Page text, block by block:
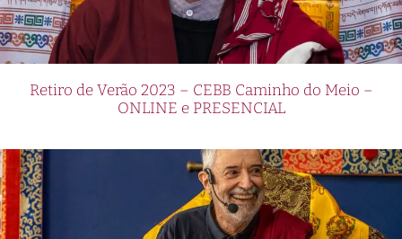
Retiro de Verão 2023 – CEBB Caminho do Meio –
ONLINE e PRESENCIAL